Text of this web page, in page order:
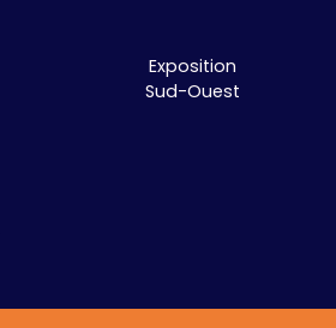
Exposition
Sud-Ouest